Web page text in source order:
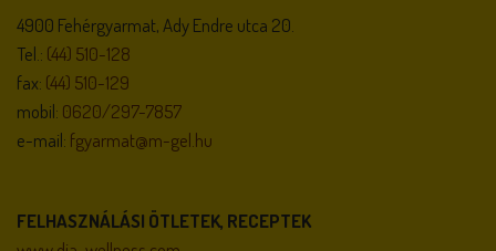
4900 Fehérgyarmat, Ady Endre utca 20.
Tel.: (44) 510-128
fax: (44) 510-129
mobil: 0620/297-7857
e-mail: fgyarmat@m-gel.hu
FELHASZNÁLÁSI ÖTLETEK, RECEPTEK